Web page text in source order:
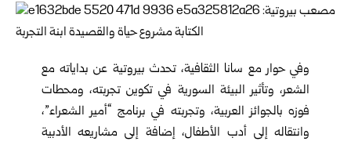
وفي حوار مع سانا الثقافية، تحدث بيروتية عن بداياته مع
الشعر، وتأثير البيئة السورية في تكوين تجربته، ومحطات
فوزه بالجوائز العربية، وتجربته في برنامج “أمير الشعراء”،
وانتقاله إلى أدب الأطفال، إضافة إلى مشاريعه الأدبية